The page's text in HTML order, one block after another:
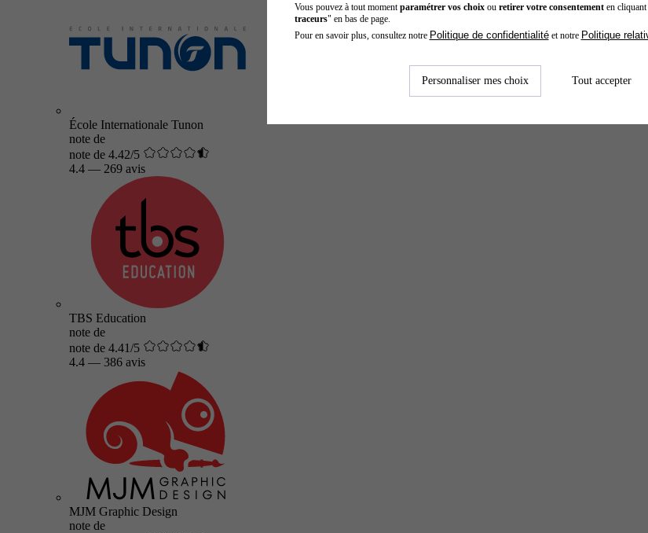
École Internationale Tunon
note de
note de 4.42/5
4.4 — 269 avis
TBS Education
note de
note de 4.41/5
4.4 — 386 avis
MJM Graphic Design
note de
Vous pouvez à tout moment paramétrer vos choixou retirer votre consentementen
traceurs" en bas de page.
Pour en savoir plus, consultez notre Politique de confidentialitéet notre Politique
Personnaliser mes choix Tout accepter